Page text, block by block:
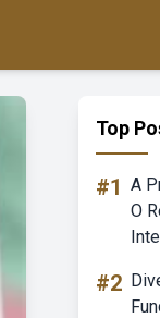
Top
#1 A
O
#2